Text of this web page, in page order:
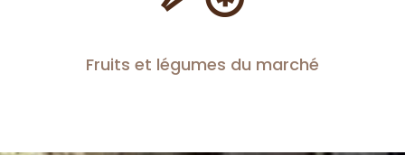
Fruits et légumes du marché